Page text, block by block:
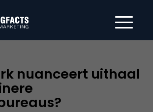
nuanceert uithaal